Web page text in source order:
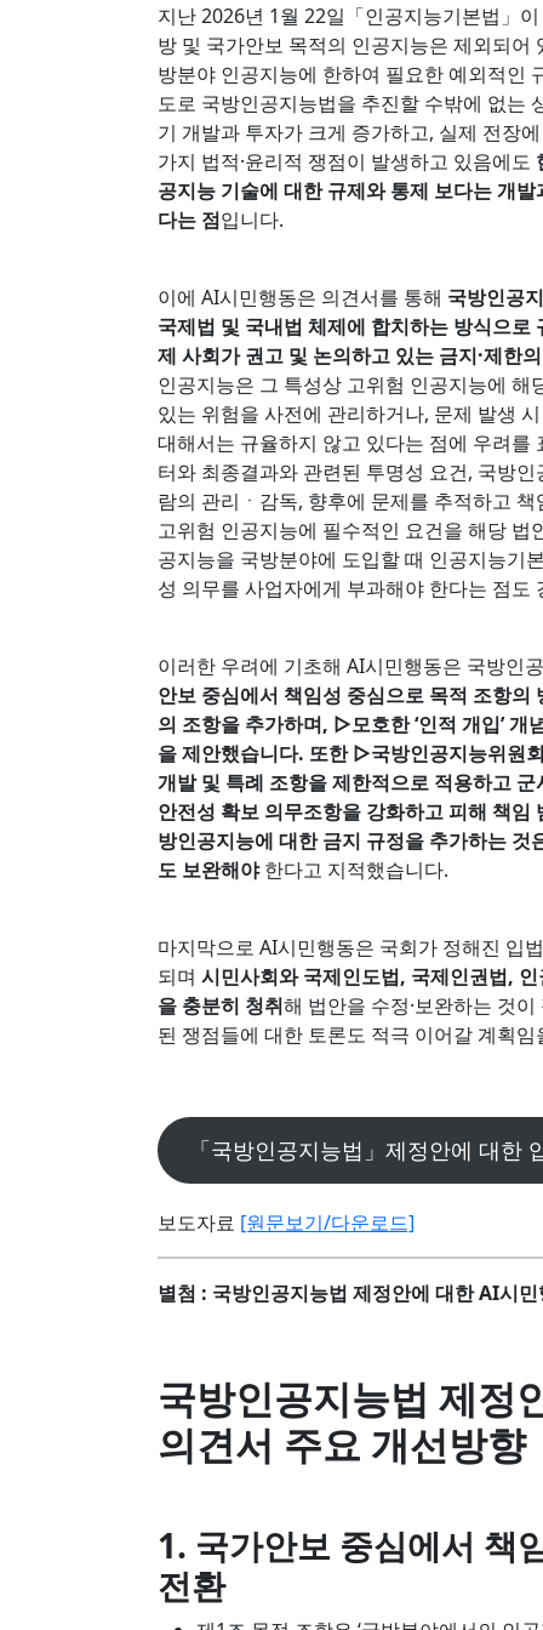
지난 2026년 1월 22일「인공지능기본법」
방 및 국가안보 목적의 인공지능은 제외되
방분야 인공지능에 한하여 필요한 예외적인
도로 국방인공지능법을 추진할 수밖에 없는
기 개발과 투자가 크게 증가하고, 실제 전장
가지 법적·윤리적 쟁점이 발생하고 있음에도
공지능 기술에 대한 규제와 통제 보다는 개
다는 점입니다.
이에 AI시민행동은 의견서를 통해 국방인공
국제법 및 국내법 체제에 합치하는 방식으
제 사회가 권고 및 논의하고 있는 금지·제한
인공지능은 그 특성상 고위험 인공지능에
있는 위험을 사전에 관리하거나, 문제 발생
대해서는 규율하지 않고 있다는 점에 우려
터와 최종결과와 관련된 투명성 요건, 국방
람의 관리ㆍ감독, 향후에 문제를 추적하고
고위험 인공지능에 필수적인 요건을 해당
공지능을 국방분야에 도입할 때 인공지능기
성 의무를 사업자에게 부과해야 한다는 점도
이러한 우려에 기초해 AI시민행동은 국방인
안보 중심에서 책임성 중심으로 목적 조항의
의 조항을 추가하며, ▷모호한 ‘인적 개입’
을 제안했습니다. 또한 ▷국방인공지능위원
개발 및 특례 조항을 제한적으로 적용하고
안전성 확보 의무조항을 강화하고 피해 책
방인공지능에 대한 금지 규정을 추가하는
도 보완해야한다고 지적했습니다.
마지막으로 AI시민행동은 국회가 정해진 입
되며 시민사회와 국제인도법, 국제인권법,
을 충분히 청취해 법안을 수정·보완하는 것
된 쟁점들에 대한 토론도 적극 이어갈 계획
「국방인공지능법」제정안에 대한
보도자료 [원문보기/다운로드]
별첨 : 국방인공지능법 제정안에 대한 AI시
국방인공지능법 제정
의견서 주요 개선방향
1. 국가안보 중심에서 책
전환